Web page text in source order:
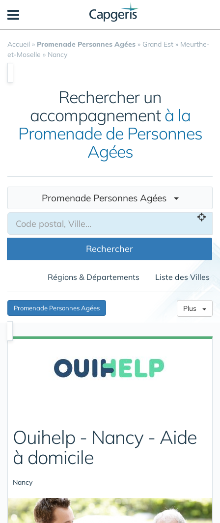
Accueil » Promenade Personnes Agées » Grand Est » Meurthe-
et-Moselle » Nancy
Rechercher un
accompagnementà la
Promenade de Personnes
Agées
Promenade Personnes Agées
Rechercher
Régions & Départements Liste des Villes
Promenade Personnes Agées Plus
Ouihelp - Nancy - Aide
à domicile
Nancy